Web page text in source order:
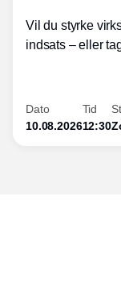
Vil du styrke
indsats – eller
inden for
skaber værdi for
Dato
10.08.2026
Tid
12:30